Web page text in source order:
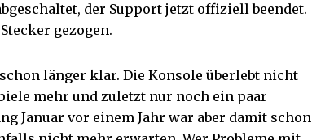
der Support jetzt offiziell beendet.
gezogen.
länger klar. Die Konsole überlebt nicht
mehr und zuletzt nur noch ein paar
Januar vor einem Jahr war aber damit schon